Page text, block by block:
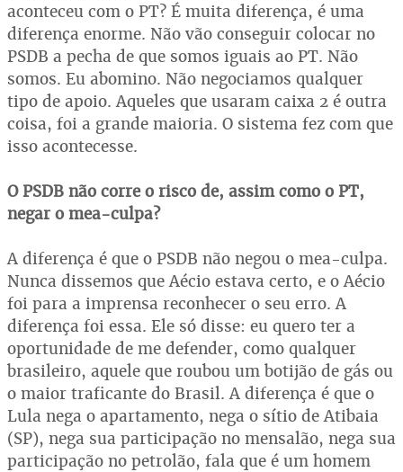
aconteceu com o PT? É muita diferença, é uma
diferença enorme. Não vão conseguir colocar no
PSDB a pecha de que somos iguais ao PT. Não
somos. Eu abomino. Não negociamos qualquer
tipo de apoio. Aqueles que usaram caixa 2 é outra
coisa, foi a grande maioria. O sistema fez com que
isso acontecesse.
O PSDB não corre o risco de, assim como o PT,
negar o mea-culpa?
A diferença é que o PSDB não negou o mea-culpa.
Nunca dissemos que Aécio estava certo, e o Aécio
foi para a imprensa reconhecer o seu erro. A
diferença foi essa. Ele só disse: eu quero ter a
oportunidade de me defender, como qualquer
brasileiro, aquele que roubou um botijão de gás ou
o maior traficante do Brasil. A diferença é que o
Lula nega o apartamento, nega o sítio de Atibaia
(SP), nega sua participação no mensalão, nega sua
participação no petrolão, fala que é um homem